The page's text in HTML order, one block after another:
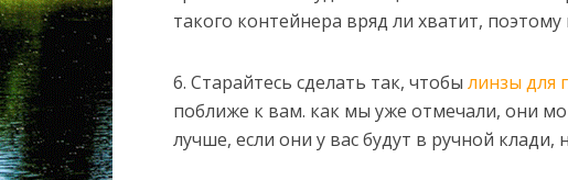
такого контейнера вряд ли хватит,
6. Старайтесь сделать так, чтобы линзы для
поближе к вам. как мы уже отмечали, они
лучше, если они у вас будут в ручной клади,